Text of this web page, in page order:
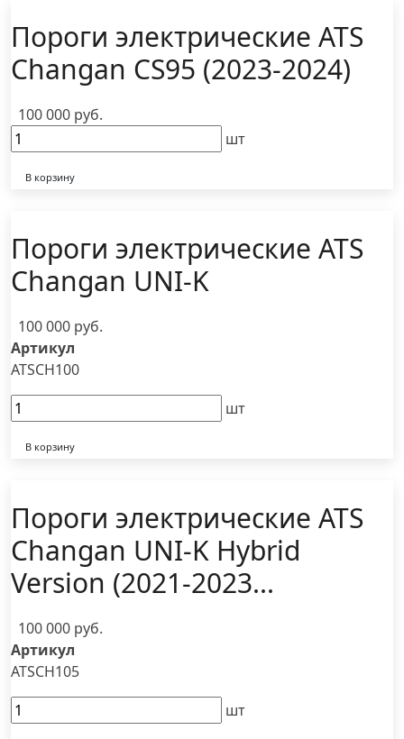
Пороги электрические ATS
Changan CS95 (2023-2024)
100 000 руб.
шт
В корзину
Пороги электрические ATS
Changan UNI-K
100 000 руб.
Артикул
ATSCH100
шт
В корзину
Пороги электрические ATS
Changan UNI-K Hybrid
Version (2021-2023...
100 000 руб.
Артикул
ATSCH105
шт